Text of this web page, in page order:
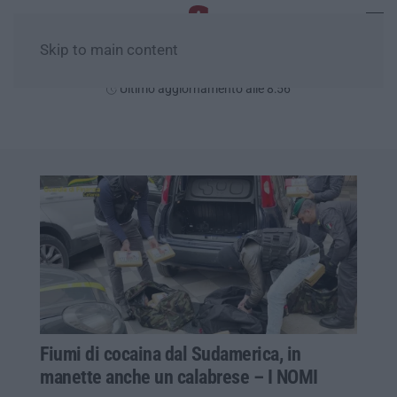
Skip to main content
Ultimo aggiornamento alle 8:56
Fiumi di cocaina dal Sudamerica, in
manette anche un calabrese – I NOMI